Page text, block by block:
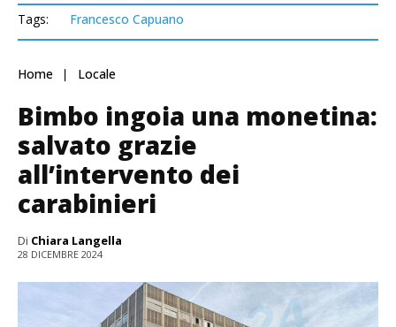
Tags: Francesco Capuano
Home Locale
Bimbo ingoia una monetina:
salvato grazie
all’intervento dei
carabinieri
Di Chiara Langella
28 DICEMBRE 2024